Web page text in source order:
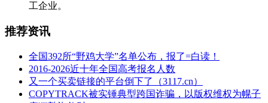
工企业。
推荐资讯
全国392所“野鸡大学”名单公布，报了=白读！
2016-2026近十年全国高考报名人数
又一个买卖链接的平台倒下了（3117.cn）
COPYTRACK被实锤典型跨国诈骗，以版权维权为幌子